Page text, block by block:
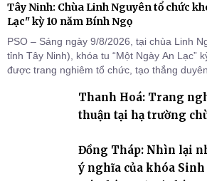
Tây Ninh: Chùa Linh Nguyên tổ chức
Lạc" kỳ 10 năm Bính Ngọ
PSO – Sáng ngày 9/8/2026, tại chùa Linh
tỉnh Tây Ninh), khóa tu “Một Ngày An Lạc”
được trang nghiêm tổ chức, tạo thắng
Thanh Hoá: Trang
thuận tại hạ trường
Đồng Tháp: Nhìn lại
ý nghĩa của khóa Sinh